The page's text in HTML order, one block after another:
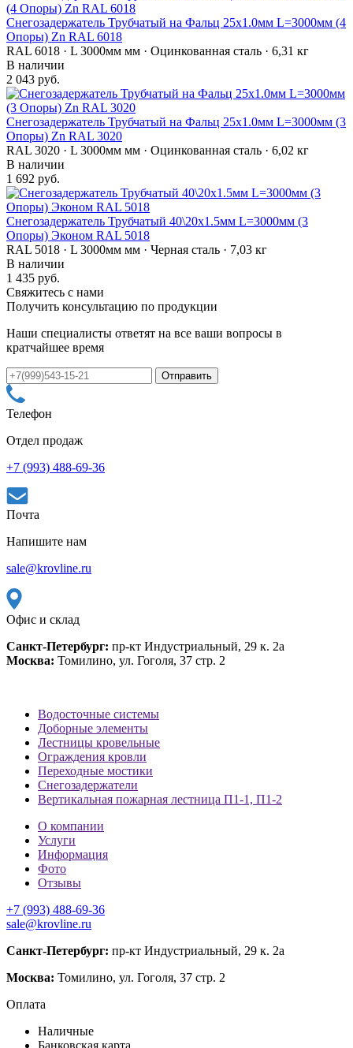
Снегозадержатель Трубчатый на Фальц 25х1.0мм L=3000мм (4
Опоры) Zn RAL 6018
RAL 6018 · L 3000мм мм · Оцинкованная сталь · 6,31 кг
В наличии
2 043 руб.
Снегозадержатель Трубчатый на Фальц 25х1.0мм L=3000мм (3
Опоры) Zn RAL 3020
RAL 3020 · L 3000мм мм · Оцинкованная сталь · 6,02 кг
В наличии
1 692 руб.
Снегозадержатель Трубчатый 40\20х1.5мм L=3000мм (3
Опоры) Эконом RAL 5018
RAL 5018 · L 3000мм мм · Черная сталь · 7,03 кг
В наличии
1 435 руб.
Свяжитесь с нами
Получить консультацию по продукции
Наши специалисты ответят на все ваши вопросы в
кратчайшее время
Телефон
Отдел продаж
+7 (993) 488-69-36
Почта
Напишите нам
sale@krovline.ru
Офис и склад
Санкт-Петербург: пр-кт Индустриальный, 29 к. 2а
Москва: Томилино, ул. Гоголя, 37 стр. 2
Водосточные системы
Доборные элементы
Лестницы кровельные
Ограждения кровли
Переходные мостики
Снегозадержатели
Вертикальная пожарная лестница П1-1, П1-2
О компании
Услуги
Информация
Фото
Отзывы
+7 (993) 488-69-36
sale@krovline.ru
Санкт-Петербург: пр-кт Индустриальный, 29 к. 2а
Москва: Томилино, ул. Гоголя, 37 стр. 2
Оплата
Наличные
Банковская карта